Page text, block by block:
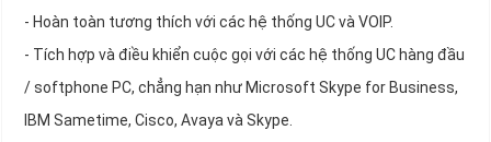
- Hoàn toàn tương thích với các hệ thống UC và VOIP.
- Tích hợp và điều khiển cuộc gọi với các hệ thống UC hàng đầu
/ softphone PC, chẳng hạn như Microsoft Skype for Business,
IBM Sametime, Cisco, Avaya và Skype.